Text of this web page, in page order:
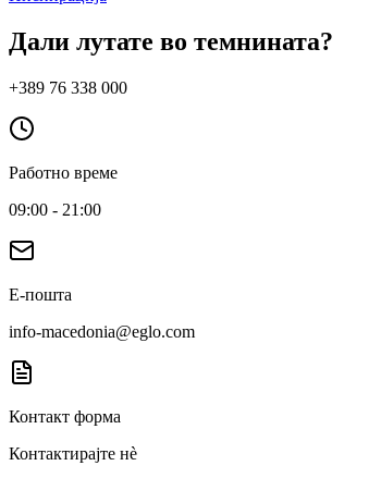
Дали лутате во темнината?
+389 76 338 000
Работно време
09:00 - 21:00
Е-пошта
info-macedonia@eglo.com
Контакт форма
Контактирајте нè